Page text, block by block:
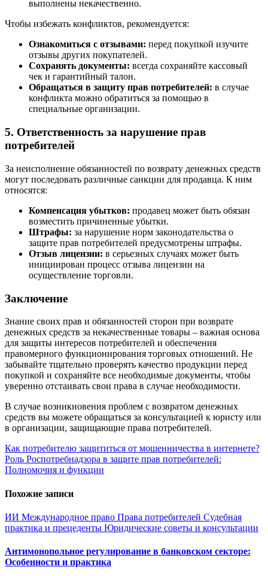
выполнены некачественно.
Чтобы избежать конфликтов, рекомендуется:
Ознакомиться с отзывами: перед покупкой изучите
отзывы других покупателей.
Сохранять документы: всегда сохраняйте кассовый
чек и гарантийный талон.
Обращаться в защиту прав потребителей: в случае
конфликта можно обратиться за помощью в
специальные организации.
5. Ответственность за нарушение прав
потребителей
За неисполнение обязанностей по возврату денежных средств
могут последовать различные санкции для продавца. К ним
относятся:
Компенсация убытков: продавец может быть обязан
возместить причиненные убытки.
Штрафы: за нарушение норм законодательства о
защите прав потребителей предусмотрены штрафы.
Отзыв лицензии: в серьезных случаях может быть
инициирован процесс отзыва лицензии на
осуществление торговли.
Заключение
Знание своих прав и обязанностей сторон при возврате
денежных средств за некачественные товары – важная основа
для защиты интересов потребителей и обеспечения
правомерного функционирования торговых отношений. Не
забывайте тщательно проверять качество продукции перед
покупкой и сохраняйте все необходимые документы, чтобы
уверенно отстаивать свои права в случае необходимости.
В случае возникновения проблем с возвратом денежных
средств вы можете обращаться за консультацией к юристу или
в организации, защищающие права потребителей.
Навигация
по
Как потребителю защититься от мошенничества в интернете?
Роль Роспотребнадзора в защите прав потребителей:
Полномочия и функции
Похожие записи
ИИ Международное право Права потребителей Судебная
практика и прецеденты Юридические советы и консультации
Антимонопольное регулирование в банковском секторе:
Особенности и практика